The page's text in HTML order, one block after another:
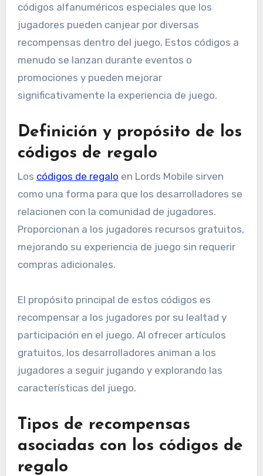
códigos alfanuméricos especiales que los
jugadores pueden canjear por diversas
recompensas dentro del juego. Estos códigos a
menudo se lanzan durante eventos o
promociones y pueden mejorar
significativamente la experiencia de juego.
Definición y propósito de los
códigos de regalo
Los códigos de regalo en Lords Mobile sirven
como una forma para que los desarrolladores se
relacionen con la comunidad de jugadores.
Proporcionan a los jugadores recursos gratuitos,
mejorando su experiencia de juego sin requerir
compras adicionales.
El propósito principal de estos códigos es
recompensar a los jugadores por su lealtad y
participación en el juego. Al ofrecer artículos
gratuitos, los desarrolladores animan a los
jugadores a seguir jugando y explorando las
características del juego.
Tipos de recompensas
asociadas con los códigos de
regalo